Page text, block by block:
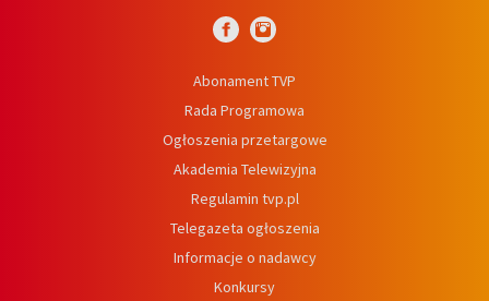
Abonament TVP
Rada Programowa
Ogłoszenia przetargowe
Akademia Telewizyjna
Regulamin tvp.pl
Telegazeta ogłoszenia
Informacje o nadawcy
Konkursy